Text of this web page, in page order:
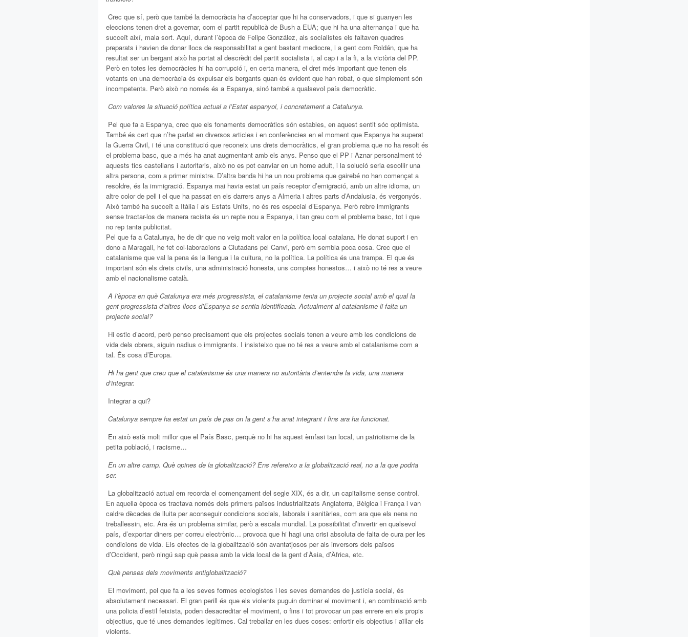
 Crec que sí, però que també la democràcia ha d’acceptar que hi ha conservadors, i que si guanyen les
eleccions tenen dret a governar, com el partit republicà de Bush a EUA; que hi ha una alternança i que ha
succeït així, mala sort. Aquí, durant l’època de Felipe González, als socialistes els faltaven quadres
preparats i havien de donar llocs de responsabilitat a gent bastant mediocre, i a gent com Roldán, que ha
resultat ser un bergant això ha portat al descrèdit del partit socialista i, al cap i a la fi, a la victòria del PP.
Però en totes les democràcies hi ha corrupció i, en certa manera, el dret més important que tenen els
votants en una democràcia és expulsar els bergants quan és evident que han robat, o que simplement són
incompetents. Però això no només és a Espanya, sinó també a qualsevol país democràtic.
 Com valores la situació política actual a l’Estat espanyol, i concretament a Catalunya.
 Pel que fa a Espanya, crec que els fonaments democràtics són estables, en aquest sentit sóc optimista.
També és cert que n’he parlat en diversos articles i en conferències en el moment que Espanya ha superat
la Guerra Civil, i té una constitució que reconeix uns drets democràtics, el gran problema que no ha resolt és
el problema basc, que a més ha anat augmentant amb els anys. Penso que el PP i Aznar personalment té
aquests tics castellans i autoritaris, això no es pot canviar en un home adult, i la solució seria escollir una
altra persona, com a primer ministre. D’altra banda hi ha un nou problema que gairebé no han començat a
resoldre, és la immigració. Espanya mai havia estat un país receptor d’emigració, amb un altre idioma, un
altre color de pell i el que ha passat en els darrers anys a Almeria i altres parts d’Andalusia, és vergonyós.
Això també ha succeït a Itàlia i als Estats Units, no és res especial d’Espanya. Però rebre immigrants
sense tractar-los de manera racista és un repte nou a Espanya, i tan greu com el problema basc, tot i que
no rep tanta publicitat.
Pel que fa a Catalunya, he de dir que no veig molt valor en la política local catalana. He donat suport i en
dono a Maragall, he fet col·laboracions a Ciutadans pel Canvi, però em sembla poca cosa. Crec que el
catalanisme que val la pena és la llengua i la cultura, no la política. La política és una trampa. El que és
important són els drets civils, una administració honesta, uns comptes honestos… i això no té res a veure
amb el nacionalisme català.
 A l’època en què Catalunya era més progressista, el catalanisme tenia un projecte social amb el qual la
gent progressista d’altres llocs d’Espanya se sentia identificada. Actualment al catalanisme li falta un
projecte social?
 Hi estic d’acord, però penso precisament que els projectes socials tenen a veure amb les condicions de
vida dels obrers, siguin nadius o immigrants. I insisteixo que no té res a veure amb el catalanisme com a
tal. És cosa d’Europa.
 Hi ha gent que creu que el catalanisme és una manera no autoritària d’entendre la vida, una manera
d’integrar.
 Integrar a qui?
 Catalunya sempre ha estat un país de pas on la gent s’ha anat integrant i fins ara ha funcionat.
 En això està molt millor que el País Basc, perquè no hi ha aquest èmfasi tan local, un patriotisme de la
petita població, i racisme…
 En un altre camp. Què opines de la globalització? Ens refereixo a la globalització real, no a la que podria
ser.
 La globalització actual em recorda el començament del segle XIX, és a dir, un capitalisme sense control.
En aquella època es tractava només dels primers països industrialitzats Anglaterra, Bèlgica i França i van
caldre dècades de lluita per aconseguir condicions socials, laborals i sanitàries, com ara que els nens no
treballessin, etc. Ara és un problema similar, però a escala mundial. La possibilitat d’invertir en qualsevol
país, d’exportar diners per correu electrònic… provoca que hi hagi una crisi absoluta de falta de cura per les
condicions de vida. Els efectes de la globalització són avantatjosos per als inversors dels països
d’Occident, però ningú sap què passa amb la vida local de la gent d’Àsia, d’Àfrica, etc.
 Què penses dels moviments antiglobalització?
 El moviment, pel que fa a les seves formes ecologistes i les seves demandes de justícia social, és
absolutament necessari. El gran perill és que els violents puguin dominar el moviment i, en combinació amb
una policia d’estil feixista, poden desacreditar el moviment, o fins i tot provocar un pas enrere en els propis
objectius, que té unes demandes legítimes. Cal treballar en les dues coses: enfortir els objectius i aïllar els
violents.